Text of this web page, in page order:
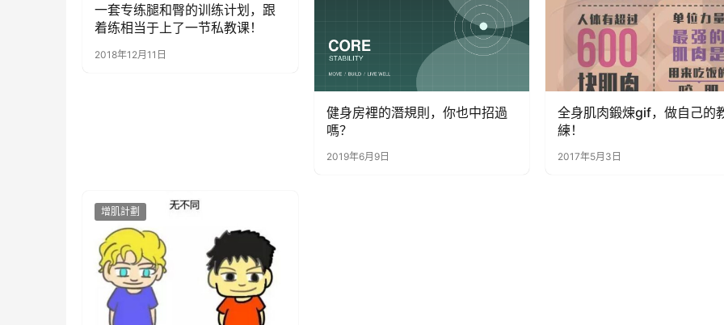
一套专练腿和臀的训练计划，跟
着练相当于上了一节私教课！
2018年12月11日
健身房裡的潛規則，你也中招過
嗎？
2019年6月9日
全身肌肉鍛煉gif，做自己的
練！
2017年5月3日
增肌計劃